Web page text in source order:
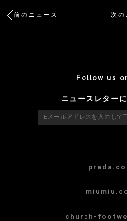
前のニュース 次の
Follow us
ニュースレター
church-